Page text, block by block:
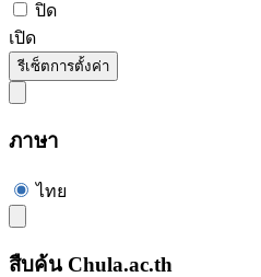
ปิด
เปิด
รีเซ็ตการตั้งค่า
ภาษา
ไทย
สืบค้น Chula.ac.th